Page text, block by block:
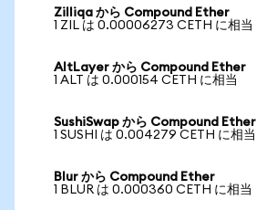
Zilliqa から Compound Ether
1 ZIL は 0.00006273 CETH に相当
AltLayer から Compound Ether
1 ALT は 0.000154 CETH に相当
SushiSwap から Compound Ether
1 SUSHI は 0.004279 CETH に相当
Blur から Compound Ether
1 BLUR は 0.000360 CETH に相当